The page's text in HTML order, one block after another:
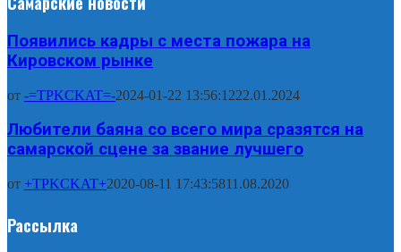
Появились кадры с места пожара на
Кировском рынке
от -=TPKCKAT=-2024-01-22 13:56:1222.01.2024
Любители баяна со всего мира сразятся на
самарской сцене за звание лучшего
от +TPKCKAT+2020-08-11 17:43:5811.08.2020
Рассылка